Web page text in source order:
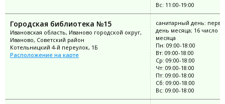
Вс: 11:00-19:00
Городская библиотека №15
Ивановская область, Иваново городской округ,
Иваново, Советский район
Котельницкий 4-й переулок, 1Б
Расположение на карте
санитарный день:
день месяца; 16 число
месяца
Пн: 09:00-18:00
Вт: 09:00-18:00
Ср: 09:00-18:00
Чт: 09:00-18:00
Пт: 09:00-18:00
Сб: 09:00-18:00
Вс: 09:00-18:00